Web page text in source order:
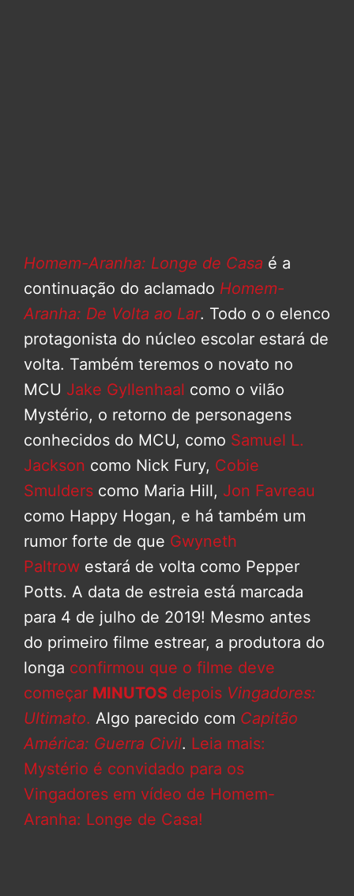
Homem-Aranha: Longe de Casa é a
continuação do aclamado Homem-
Aranha: De Volta ao Lar. Todo o o elenco
protagonista do núcleo escolar estará de
volta. Também teremos o novato no
MCU Jake Gyllenhaal como o vilão
Mystério, o retorno de personagens
conhecidos do MCU, como Samuel L.
Jackson como Nick Fury, Cobie
Smulders como Maria Hill, Jon Favreau
como Happy Hogan, e há também um
rumor forte de que Gwyneth
Paltrow estará de volta como Pepper
Potts. A data de estreia está marcada
para 4 de julho de 2019! Mesmo antes
do primeiro filme estrear, a produtora do
longa confirmou que o filme deve
começar MINUTOS depois Vingadores:
Ultimato. Algo parecido com Capitão
América: Guerra Civil. Leia mais:
Mystério é convidado para os
Vingadores em vídeo de Homem-
Aranha: Longe de Casa!